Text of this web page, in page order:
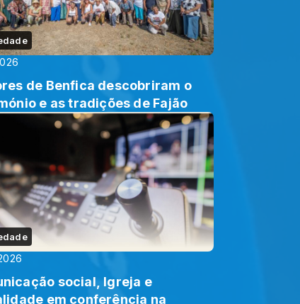
de Benfica descobriram o
e as tradições de Fajão
social, Igreja e
em conferência na